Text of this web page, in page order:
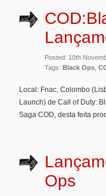
Posted: 10th
Tags: Black Ops
Local: Fnac, Colombo
Launch) de Call of Duty:
Saga COD, desta feita
Ops